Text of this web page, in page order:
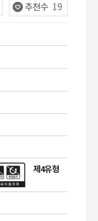
추천수 19
제4유형